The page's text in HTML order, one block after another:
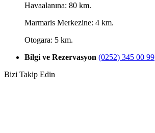
Havaalanına: 80 km.
Marmaris Merkezine: 4 km.
Otogara: 5 km.
Bilgi ve Rezervasyon (0252) 345 00 99
Bizi Takip Edin